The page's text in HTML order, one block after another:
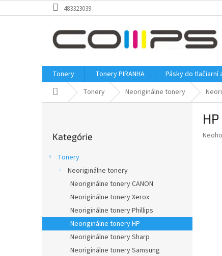
na
483323039
Tonery Tonery PIRANHA Pásky do tlačiarní
Domov Tonery Neoriginálne tonery
kategórie
Kategórie
Tonery
Neoriginálne tonery
Neoriginálne tonery CANON
Neoriginálne tonery Xerox
Neoriginálne tonery Phillips
Neoriginálne tonery HP
Neoriginálne tonery Sharp
Neoriginálne tonery Samsung